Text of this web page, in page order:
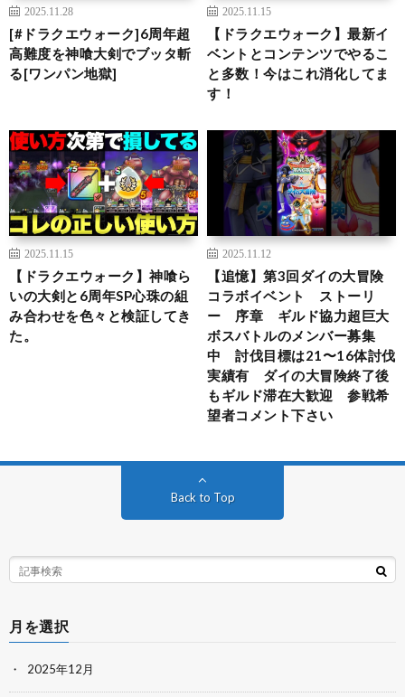
2025.11.28
[#ドラクエウォーク]6周年超
高難度を神喰大剣でブッタ斬
る[ワンパン地獄]
2025.11.15
【ドラクエウォーク】最新イ
ベントとコンテンツでやるこ
と多数！今はこれ消化してま
す！
2025.11.15
【ドラクエウォーク】神喰ら
いの大剣と6周年SP心珠の組
み合わせを色々と検証してき
た。
2025.11.12
【追憶】第3回ダイの大冒険
コラボイベント ストーリ
ー 序章 ギルド協力超巨大
ボスバトルのメンバー募集
中 討伐目標は21〜16体討伐
実績有 ダイの大冒険終了後
もギルド滞在大歓迎 参戦希
望者コメント下さい
Back to Top
月を選択
2025年12月